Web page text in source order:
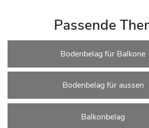
Passende
Bodenbelag für Balkone
Bodenbelag für aussen
Balkonbelag